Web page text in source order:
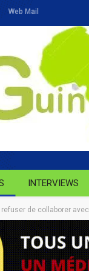
Web Mail
INTERVIEWS
refuser de collaborer